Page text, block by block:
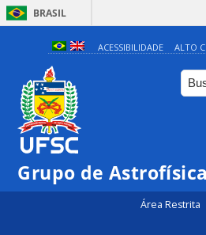
BRASIL
ACESSIBILIDADE ALTO
Grupo de Astrofísica
Área Restrita